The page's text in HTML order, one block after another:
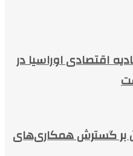
اقتصادی اوراسیا در
بر گسترش همکاری‌های